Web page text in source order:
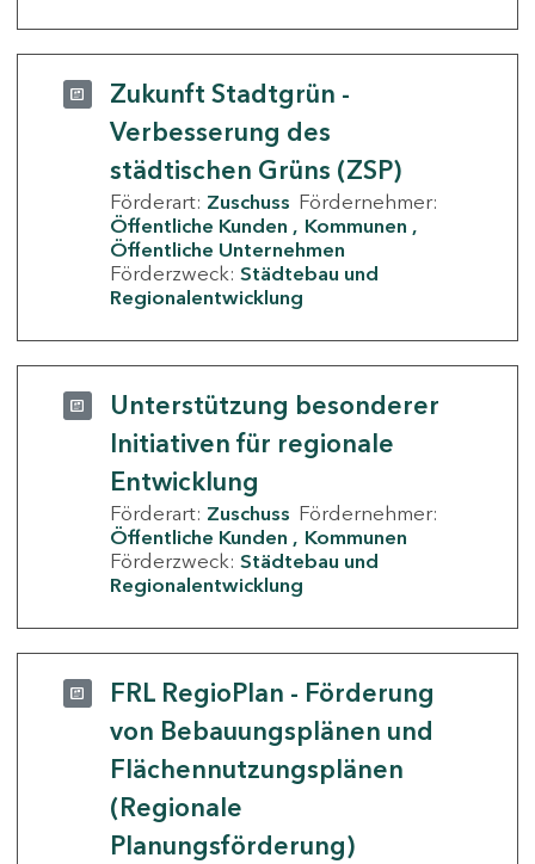
Zukunft Stadtgrün -
Verbesserung des
städtischen Grüns (ZSP)
Förderart: Zuschuss Fördernehmer:
Öffentliche Kunden
Kommunen
Öffentliche Unternehmen
Förderzweck: Städtebau und
Regionalentwicklung
Unterstützung besonderer
Initiativen für regionale
Entwicklung
Förderart: Zuschuss Fördernehmer:
Öffentliche Kunden
Kommunen
Förderzweck: Städtebau und
Regionalentwicklung
FRL RegioPlan - Förderung
von Bebauungsplänen und
Flächennutzungsplänen
(Regionale
Planungsförderung)